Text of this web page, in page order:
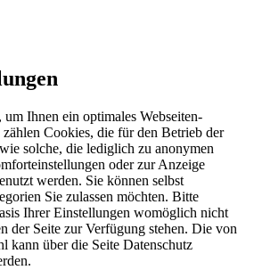
Ihnen ein optimales Webseiten-
Cookies, die für den Betrieb der
solche, die lediglich zu anonymen
oder zur Anzeige
werden. Sie können selbst
Sie zulassen möchten. Bitte
Ihrer Einstellungen womöglich nicht
der Seite zur Verfügung stehen. Die von
kann über die Seite Datenschutz